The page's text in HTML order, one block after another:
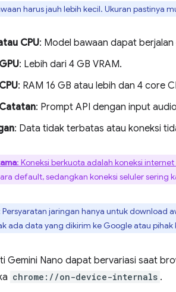
harus jauh lebih kecil. Ukuran pastinya
CPU: Model bawaan dapat berjalan
GPU: Lebih dari 4 GB VRAM.
CPU: RAM 16 GB atau lebih dan 4 core
Catatan: Prompt API dengan input
: Data tidak terbatas atau koneksi
: Koneksi berkuota adalah koneksi
default, sedangkan koneksi seluler sering
Persyaratan jaringan hanya untuk download
ada data yang dikirim ke Google atau
Gemini Nano dapat bervariasi saat
chrome://on-device-internals .